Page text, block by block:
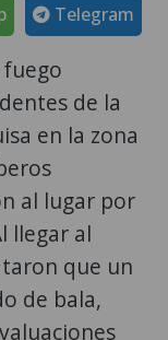
Telegram
de la
en la zona
al lugar por
llegar al
que un
de bala,